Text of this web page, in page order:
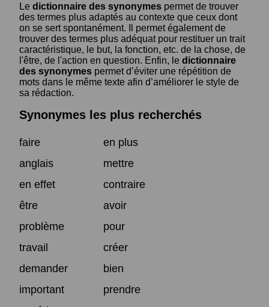
Le dictionnaire des synonymes permet de trouver
des termes plus adaptés au contexte que ceux dont
on se sert spontanément. Il permet également de
trouver des termes plus adéquat pour restituer un trait
caractéristique, le but, la fonction, etc. de la chose, de
l'être, de l'action en question. Enfin, le dictionnaire
des synonymes permet d’éviter une répétition de
mots dans le même texte afin d’améliorer le style de
sa rédaction.
Synonymes les plus recherchés
faire
en plus
anglais
mettre
en effet
contraire
être
avoir
problème
pour
travail
créer
demander
bien
important
prendre